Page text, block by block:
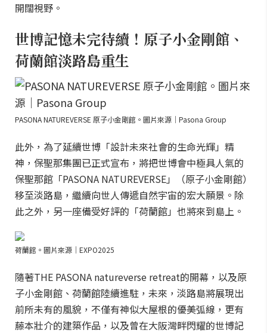
開闊視野。
世博記憶未完待續！原子小金剛館、
荷蘭館淡路島重生
PASONA NATUREVERSE 原子小金剛館。圖片來源｜Pasona Group
此外，為了延續世博「設計未來社會的生命光輝」精
神，保聖那集團已正式宣布，將把世博會中極具人氣的
保聖那館「PASONA NATUREVERSE」（原子小金剛館）
移至淡路島，繼續向世人傳遞自然宇宙的宏大願景。除
此之外，另一座備受好評的「荷蘭館」也將來到島上。
荷蘭館。圖片來源｜EXPO2025
隨著THE PASONA natureverse retreat的開幕，以及原
子小金剛館、荷蘭館陸續進駐，未來，淡路島將展現出
前所未有的風貌，不僅有神似大屋根的優美弧線，更有
藤本壯介的建築作品，以及曾在大阪灣畔閃耀的世博記